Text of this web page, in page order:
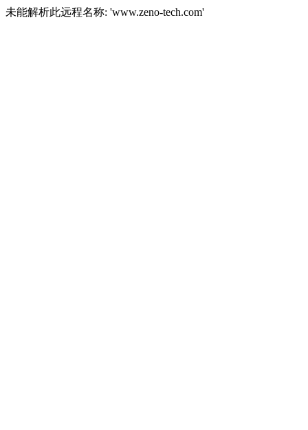
未能解析此远程名称: 'www.zeno-tech.com'